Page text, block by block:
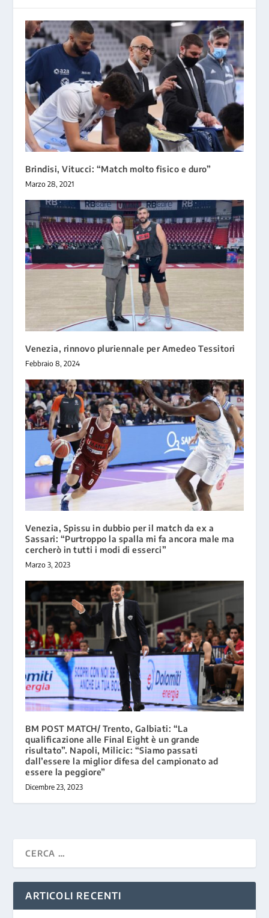
Brindisi, Vitucci: “Match molto fisico e duro”
Marzo 28, 2021
Venezia, rinnovo pluriennale per Amedeo Tessitori
Febbraio 8, 2024
Venezia, Spissu in dubbio per il match da ex a
Sassari: “Purtroppo la spalla mi fa ancora male ma
cercherò in tutti i modi di esserci”
Marzo 3, 2023
BM POST MATCH/ Trento, Galbiati: “La
qualificazione alle Final Eight è un grande
risultato”. Napoli, Milicic: “Siamo passati
dall’essere la miglior difesa del campionato ad
essere la peggiore”
Dicembre 23, 2023
ARTICOLI RECENTI